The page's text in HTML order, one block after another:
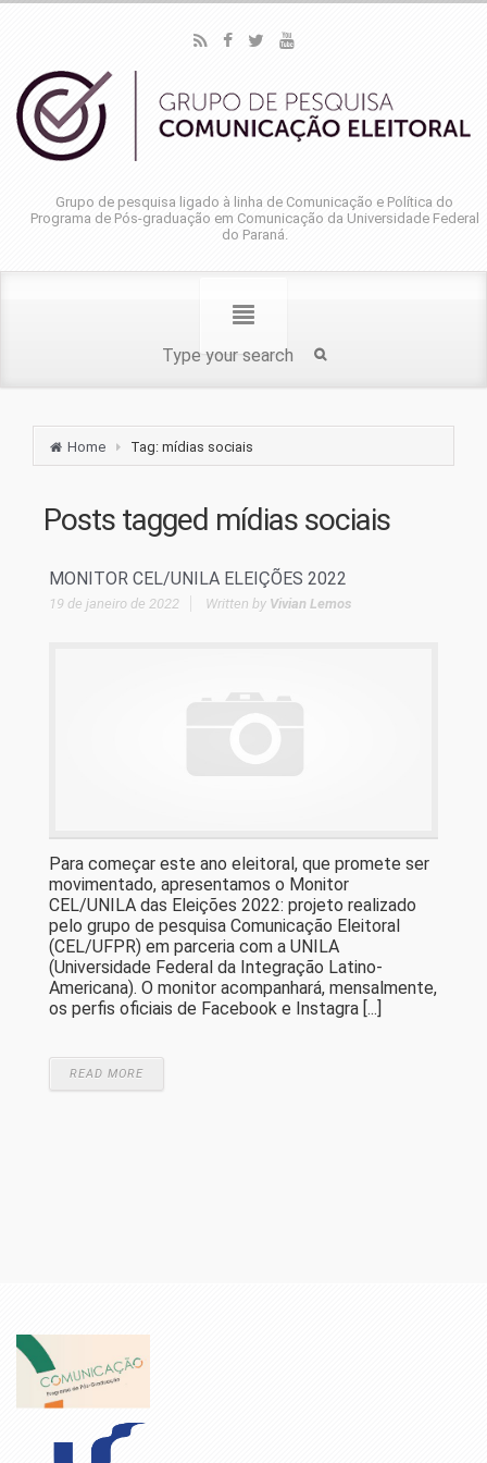
Grupo de pesquisa ligado à linha de Comunicação e Política do
Programa de Pós-graduação em Comunicação da Universidade Federal
do Paraná.
Home Tag: mídias sociais
Posts tagged mídias sociais
MONITOR CEL/UNILA ELEIÇÕES 2022
19 de janeiro de 2022 Written by Vivian Lemos
Para começar este ano eleitoral, que promete ser
movimentado, apresentamos o Monitor
CEL/UNILA das Eleições 2022: projeto realizado
pelo grupo de pesquisa Comunicação Eleitoral
(CEL/UFPR) em parceria com a UNILA
(Universidade Federal da Integração Latino-
Americana). O monitor acompanhará, mensalmente,
os perfis oficiais de Facebook e Instagra [...]
READ MORE